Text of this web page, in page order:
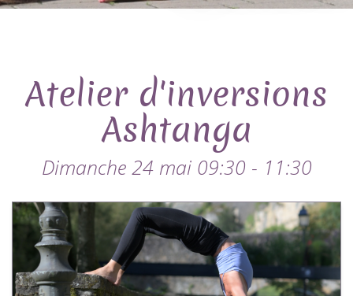
Atelier d'inversions
Ashtanga
Dimanche 24 mai 09:30 - 11:30